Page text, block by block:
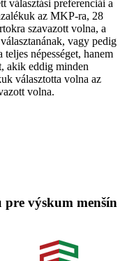
választási preferenciái a
az MKP-ra, 28
szavazott volna, a
vagy pedig
népességet, hanem
akik eddig minden
választotta volna az
volna.
výskum menšín